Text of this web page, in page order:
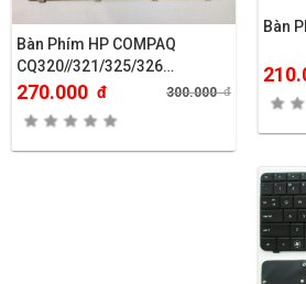
Bàn Phím HP COMPAQ
CQ320//321/325/326…
270.000 đ 300.000đ
Bàn